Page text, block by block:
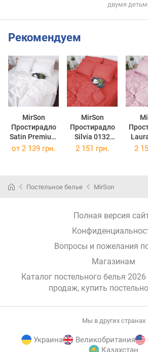
двумя
Рекомендуем
MirSon
Простирадло
Satin Premium
0001 Moko
MirSon
Простирадло
Silvia 0132
220х240 см
от 2 139 грн. 2 151 грн. 2
Постельное белье MirSon
Полная версия
Вопросы и пожелания
Магазинам
Каталог постельного белья
продаж, купить
Мы в других странах
Украина Великобритания
Казахстан